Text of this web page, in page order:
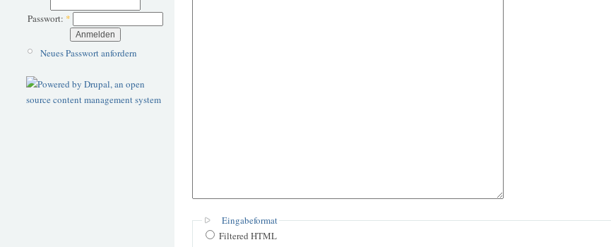
Passwort: *
Neues Passwort anfordern
Eingabeformat
Filtered HTML